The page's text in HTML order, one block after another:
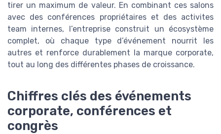
tirer un maximum de valeur. En combinant ces salons
avec des conférences propriétaires et des activites
team internes, l’entreprise construit un écosystème
complet, où chaque type d’événement nourrit les
autres et renforce durablement la marque corporate,
tout au long des différentes phases de croissance.
Chiffres clés des événements
corporate, conférences et
congrès